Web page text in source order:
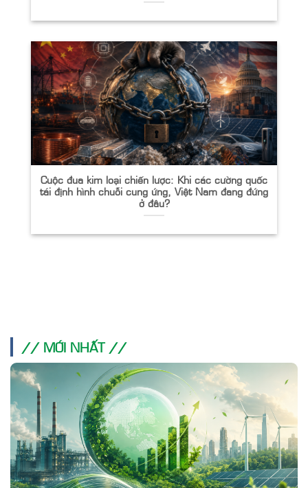
Cuộc đua kim loại chiến lược: Khi các cường quốc
tái định hình chuỗi cung ứng, Việt Nam đang đứng
ở đâu?
// MỚI NHẤT //